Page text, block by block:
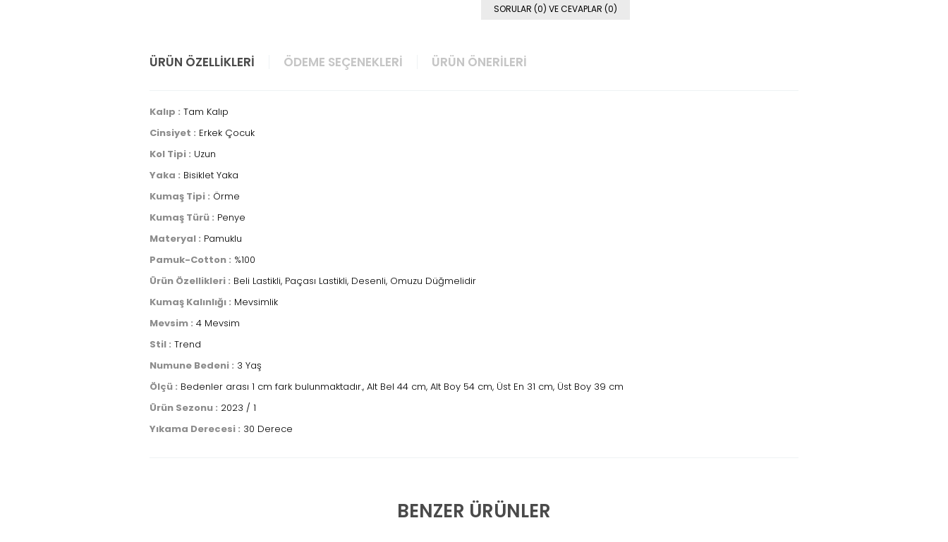
SORULAR (0) VE CEVAPLAR (0)
ÜRÜN ÖZELLIKLERI ÖDEME SEÇENEKLERI ÜRÜN ÖNERILERI
Kalıp : Tam Kalıp
Cinsiyet : Erkek Çocuk
Kol Tipi : Uzun
Yaka : Bisiklet Yaka
Kumaş Tipi : Örme
Kumaş Türü : Penye
Materyal : Pamuklu
Pamuk-Cotton : %100
Ürün Özellikleri : Beli Lastikli, Paçası Lastikli, Desenli, Omuzu Düğmelidir
Kumaş Kalınlığı : Mevsimlik
Mevsim : 4 Mevsim
Stil : Trend
Numune Bedeni : 3 Yaş
Ölçü : Bedenler arası 1 cm fark bulunmaktadır., Alt Bel 44 cm, Alt Boy 54 cm, Üst En 31 cm, Üst Boy 39 cm
Ürün Sezonu : 2023 / 1
Yıkama Derecesi : 30 Derece
BENZER ÜRÜNLER